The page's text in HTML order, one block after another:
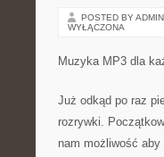
POSTED BY ADMIN
WYŁĄCZONA
Muzyka MP3 dla
Już odkąd po raz
rozrywki.
nam możliwość